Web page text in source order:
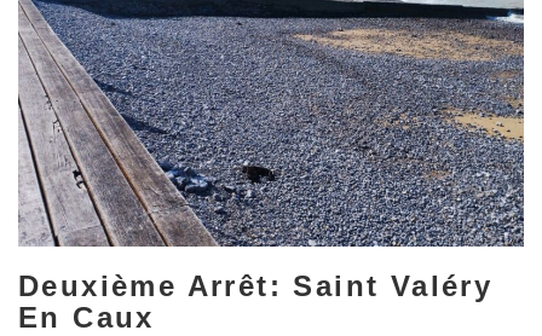
Deuxième Arrêt: Saint Valéry
En Caux